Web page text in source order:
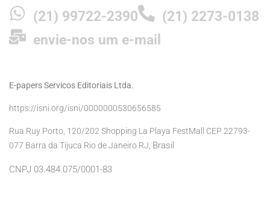
(21) 99722-2390
(21) 2273-0138
envie-nos um e-mail
E-papers Servicos Editoriais Ltda.
https://isni.org/isni/0000000530656585
Rua Ruy Porto, 120/202 Shopping La Playa FestMall CEP 22793-
077 Barra da Tijuca Rio de Janeiro RJ, Brasil
CNPJ 03.484.075/0001-83